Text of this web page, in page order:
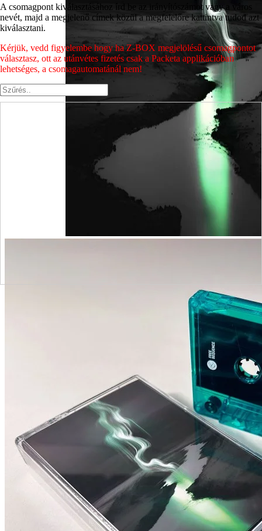
A csomagpont kiválasztásához írd be az irányítószámot vagy a város
nevét, majd a megjelenő címek közül a megfelelőre kattintva tudod azt
kiválasztani.
Kérjük, vedd figyelembe hogy ha Z-BOX megjelölésű csomagpontot
választasz, ott az utánvétes fizetés csak a Packeta applikációban
lehetséges, a csomagautomatánál nem!